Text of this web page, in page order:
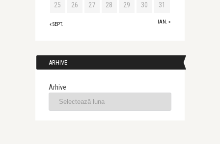
« SEPT. IAN. »
25 26 27 28 29 30 31
ARHIVE
Arhive